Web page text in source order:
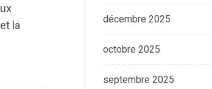
la
décembre 2025
octobre 2025
septembre 2025